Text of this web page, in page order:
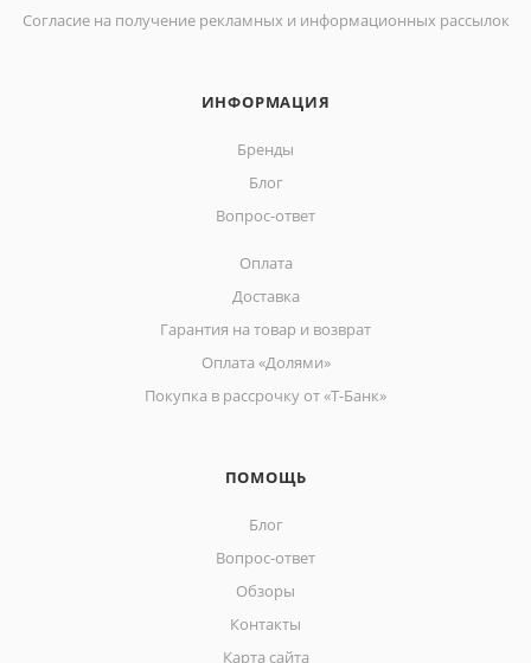
Согласие на получение рекламных и информационных рассылок
ИНФОРМАЦИЯ
Бренды
Блог
Вопрос-ответ
Оплата
Доставка
Гарантия на товар и возврат
Оплата «Долями»
Покупка в рассрочку от «Т-Банк»
ПОМОЩЬ
Блог
Вопрос-ответ
Обзоры
Контакты
Карта сайта